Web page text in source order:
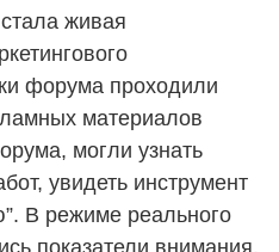
живая
форума проходили
материалов
могли узнать
увидеть инструмент
В режиме реального